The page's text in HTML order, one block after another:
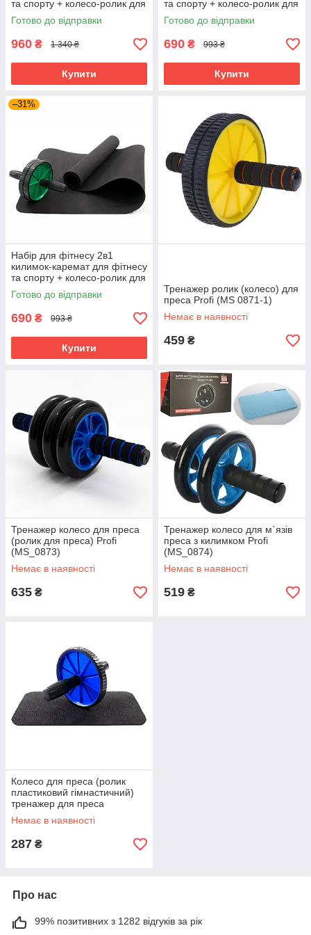
та спорту + колесо-ролик для
преса OSPORT Set 11 (n-
0042) Синій
Готово до відправки
960 ₴ 1 340 ₴
Купити
та спорту + колесо-ролик для
преса OSPORT Set 12 (n-
0043) Синій
Готово до відправки
690 ₴ 993 ₴
Купити
–31%
Набір для фітнесу 2в1
килимок-каремат для фітнесу
та спорту + колесо-ролик для
преса OSPORT Set 12 (n-
0043) Зелений
Готово до відправки
690 ₴ 993 ₴
Купити
Тренажер ролик (колесо) для
преса Profi (MS 0871-1)
Немає в наявності
459 ₴
Тренажер колесо для преса
(ролик для преса) Profi
(MS_0873)
Немає в наявності
635 ₴
Тренажер колесо для м`язів
преса з килимком Profi
(MS_0874)
Немає в наявності
519 ₴
Колесо для преса (ролик
пластиковий гімнастичний)
тренажер для преса
OSPORT Lite (OF-0229)
Синій
Немає в наявності
287 ₴
Про нас
99% позитивних з 1282 відгуків за рік